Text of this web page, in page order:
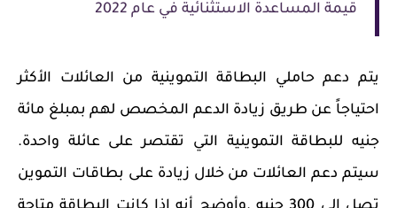
قيمة المساعدة الاستثنائية في عام 2022
يتم دعم حاملي البطاقة التموينية من العائلات الأكثر
احتياجاً عن طريق زيادة الدعم المخصص لهم بمبلغ مائة
جنيه للبطاقة التموينية التي تقتصر على عائلة واحدة.
سيتم دعم العائلات من خلال زيادة على بطاقات التموين